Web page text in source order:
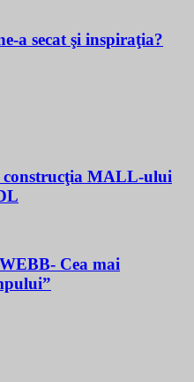
a secat şi inspiraţia?
construcţia MALL-ului
Cea mai